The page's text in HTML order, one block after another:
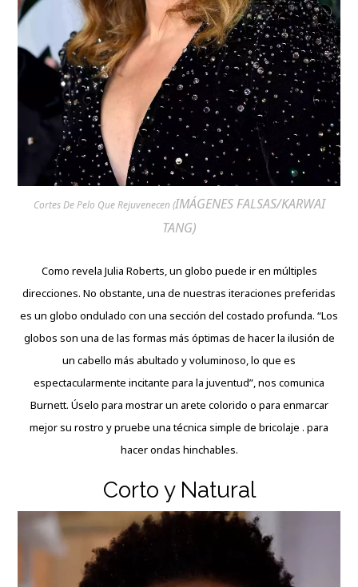
Cortes De Pelo Que Rejuvenecen (IMÁGENES FALSAS/KARWAI
TANG)
Como revela Julia Roberts, un globo puede ir en múltiples
direcciones. No obstante, una de nuestras iteraciones preferidas
es un globo ondulado con una sección del costado profunda. “Los
globos son una de las formas más óptimas de hacer la ilusión de
un cabello más abultado y voluminoso, lo que es
espectacularmente incitante para la juventud”, nos comunica
Burnett. Úselo para mostrar un arete colorido o para enmarcar
mejor su rostro y pruebe una técnica simple de bricolaje . para
hacer ondas hinchables.
Corto y Natural